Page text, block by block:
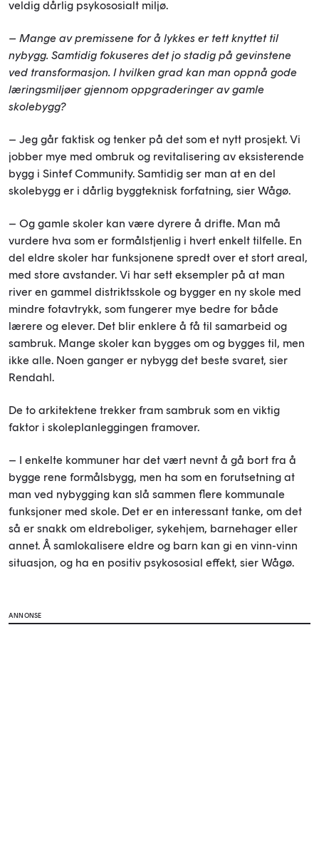
veldig dårlig psykososialt miljø.
– Mange av premissene for å lykkes er tett knyttet til
nybygg. Samtidig fokuseres det jo stadig på gevinstene
ved transformasjon. I hvilken grad kan man oppnå gode
læringsmiljøer gjennom oppgraderinger av gamle
skolebygg?
– Jeg går faktisk og tenker på det som et nytt prosjekt. Vi
jobber mye med ombruk og revitalisering av eksisterende
bygg i Sintef Community. Samtidig ser man at en del
skolebygg er i dårlig byggteknisk forfatning, sier Wågø.
– Og gamle skoler kan være dyrere å drifte. Man må
vurdere hva som er formålstjenlig i hvert enkelt tilfelle. En
del eldre skoler har funksjonene spredt over et stort areal,
med store avstander. Vi har sett eksempler på at man
river en gammel distriktsskole og bygger en ny skole med
mindre fotavtrykk, som fungerer mye bedre for både
lærere og elever. Det blir enklere å få til samarbeid og
sambruk. Mange skoler kan bygges om og bygges til, men
ikke alle. Noen ganger er nybygg det beste svaret, sier
Rendahl.
De to arkitektene trekker fram sambruk som en viktig
faktor i skoleplanleggingen framover.
– I enkelte kommuner har det vært nevnt å gå bort fra å
bygge rene formålsbygg, men ha som en forutsetning at
man ved nybygging kan slå sammen flere kommunale
funksjoner med skole. Det er en interessant tanke, om det
så er snakk om eldreboliger, sykehjem, barnehager eller
annet. Å samlokalisere eldre og barn kan gi en vinn-vinn
situasjon, og ha en positiv psykososial effekt, sier Wågø.
ANNONSE